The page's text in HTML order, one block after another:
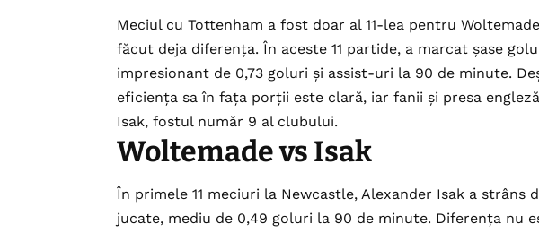
Meciul cu Tottenham a fost doar al 11-lea pentru
făcut deja diferența. În aceste 11 partide, a marcat șase
impresionant de 0,73 goluri și assist-uri la 90 de minute.
eficiența sa în fața porții este clară, iar fanii și presa
Isak, fostul număr 9 al clubului.
Woltemade vs Isak
În primele 11 meciuri la Newcastle, Alexander Isak a
jucate, mediu de 0,49 goluri la 90 de minute. Diferența nu